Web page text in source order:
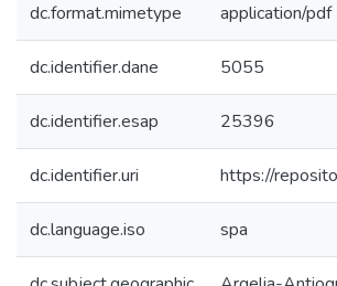
dc.format.mimetype application/pdf
dc.identifier.dane 5055
dc.identifier.esap 25396
dc.identifier.uri https://
dc.language.iso spa